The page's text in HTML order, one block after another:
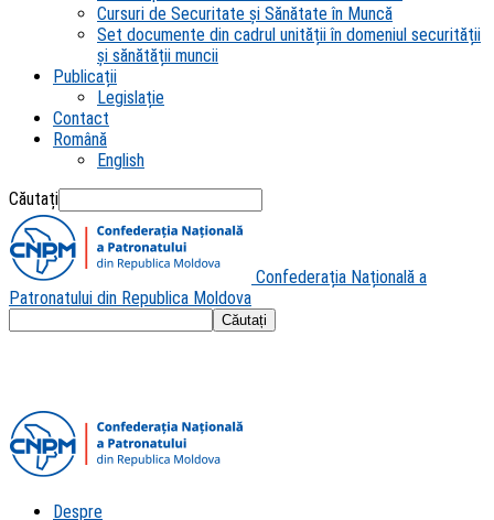
Cursuri de Securitate și Sănătate în Muncă
Set documente din cadrul unității în domeniul securității
și sănătății muncii
Publicații
Legislație
Contact
Română
English
Căutați
Confederația Națională a
Patronatului din Republica Moldova
Despre